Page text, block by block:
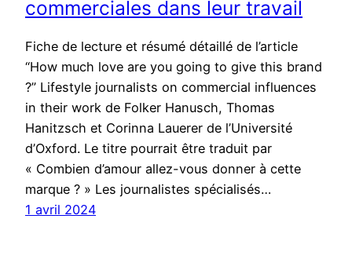
commerciales dans leur travail
Fiche de lecture et résumé détaillé de l’article
“How much love are you going to give this brand
?” Lifestyle journalists on commercial influences
in their work de Folker Hanusch, Thomas
Hanitzsch et Corinna Lauerer de l’Université
d’Oxford. Le titre pourrait être traduit par
« Combien d’amour allez-vous donner à cette
marque ? » Les journalistes spécialisés…
1 avril 2024